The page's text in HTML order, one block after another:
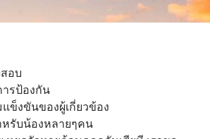
อบ
รป้องกัน
ข็งขันของผู้เกี่ยวข้อง
รับน้องหลายๆคน